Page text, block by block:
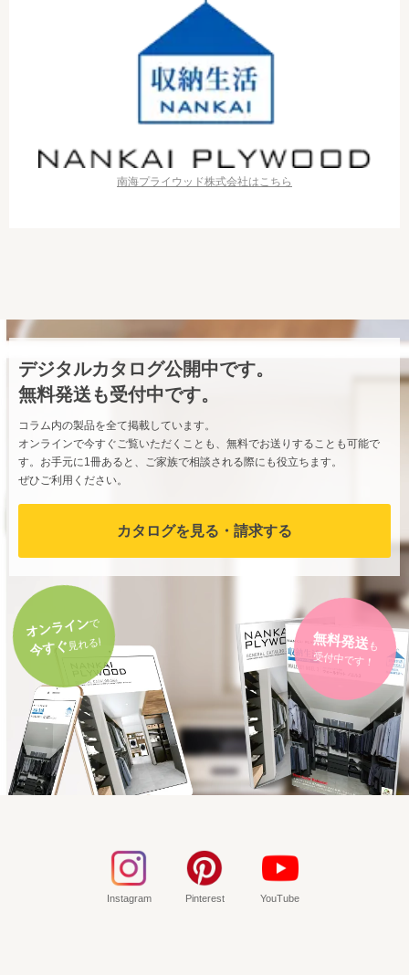
南海プライウッド株式会社はこちら
デジタルカタログ公開中です。
無料発送も受付中です。
コラム内の製品を全て掲載しています。
オンラインで今すぐご覧いただくことも、無料でお送りすることも可能で
す。お手元に1冊あると、ご家族で相談される際にも役立ちます。
ぜひご利用ください。
カタログを見る・請求する
オンライン で
今すぐ見れる! 無料発送 も
受付中です！
Instagram Pinterest YouTube